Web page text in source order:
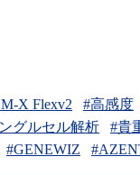
X Flexv2 #高感度
グルセル解析
#貴
#GENEWIZ